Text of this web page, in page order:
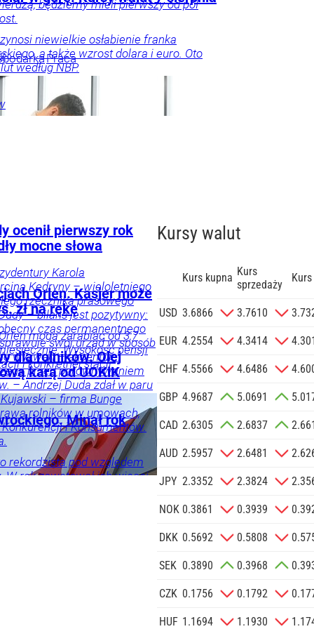
będziemy mieli pierwszy od pół
Praca
niewielkie osłabienie franka
a także wzrost dolara i euro. Oto
według NBP.
na
na podany
o.o. w imieniu
zlecenie jej
ocenił pierwszy rok
mocne słowa
Karola
Kędryny – wieloletniego
rzecznika prasowego
– bilans jest pozytywny:
czas permanentnego
swój urząd w sposób
wyzwań – akcentuje.
przed porównywaniem
– Andrzej Duda zdał w paru
ale jeszcze przez
jak kiedyś
a po latach się to zmieniło
Andrzeja Dudy.
Orlen. Kasjer może
zł na rękę
mogą zarabiać od 3,7
Wysokość pensji
i konkretnej stacji.
dla rolników. Olej
karą od UOKiK
– firma Bunge
rolników w umowach,
i Konsumentów.
Minął rok
rekordzista pod względem
W rok zawetował ich więcej
Kursy walut
Kurs kupna Kurs
sprzedaży
USD 3.6866 3.7610
EUR 4.2554 4.3414
CHF 4.5566 4.6486
GBP 4.9687 5.0691
CAD 2.6305 2.6837
AUD 2.5957 2.6481
JPY 2.3352 2.3824
NOK 0.3861 0.3939
DKK 0.5692 0.5808
SEK 0.3890 0.3968
CZK 0.1756 0.1792
HUF 1.1694 1.1930